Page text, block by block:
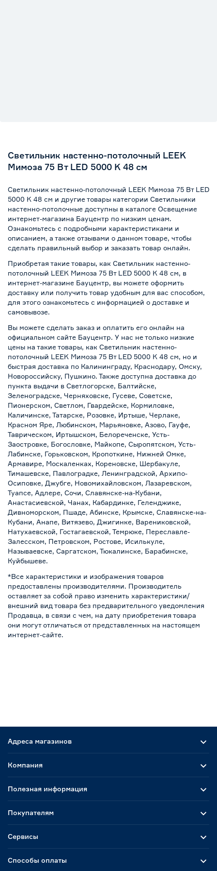
Светильник настенно-потолочный LEEK
Мимоза 75 Вт LED 5000 K 48 см
Светильник настенно-потолочный LEEK Мимоза 75 Вт LED
5000 K 48 см и другие товары категории Светильники
настенно-потолочные доступны в каталоге Освещение
интернет-магазина Бауцентр по низким ценам.
Ознакомьтесь с подробными характеристиками и
описанием, а также отзывами о данном товаре, чтобы
сделать правильный выбор и заказать товар онлайн.
Приобретая такие товары, как Светильник настенно-
потолочный LEEK Мимоза 75 Вт LED 5000 K 48 см, в
интернет-магазине Бауцентр, вы можете оформить
доставку или получить товар удобным для вас способом,
для этого ознакомьтесь с информацией о доставке и
самовывозе.
Вы можете сделать заказ и оплатить его онлайн на
официальном сайте Бауцентр. У нас не только низкие
цены на такие товары, как Светильник настенно-
потолочный LEEK Мимоза 75 Вт LED 5000 K 48 см, но и
быстрая доставка по Калининграду, Краснодару, Омску,
Новороссийску, Пушкино. Также доступна доставка до
пункта выдачи в Светлогорске, Балтийске,
Зеленоградске, Черняховске, Гусеве, Советске,
Пионерском, Светлом, Гвардейске, Кормиловке,
Каличинске, Татарске, Розовке, Иртыше, Черлаке,
Красном Яре, Любинском, Марьяновке, Азово, Гауфе,
Таврическом, Иртышском, Белореченске, Усть-
Заостровке, Богословке, Майкопе, Сыропятском, Усть-
Лабинске, Горьковском, Кропоткине, Нижней Омке,
Армавире, Москаленках, Кореновске, Шербакуле,
Тимашевске, Павлоградке, Ленинградской, Архипо-
Осиповке, Джубге, Новомихайловском, Лазаревском,
Туапсе, Адлере, Сочи, Славянске-на-Кубани,
Анастасиевской, Чанах, Кабардинке, Геленджике,
Дивноморском, Пшаде, Абинске, Крымске, Славянске-на-
Кубани, Анапе, Витязево, Джигинке, Варениковской,
Натухаевской, Гостагаевской, Темрюке, Переславле-
Залесском, Петровском, Ростове, Исилькуле,
Называевске, Саргатском, Тюкалинске, Барабинске,
Куйбышеве.
*Все характеристики и изображения товаров
предоставлены производителями. Производитель
оставляет за собой право изменить характеристики/
внешний вид товара без предварительного уведомления
Продавца, в связи с чем, на дату приобретения товара
они могут отличаться от представленных на настоящем
интернет-сайте.
Адреса магазинов
Способы оплаты
Компания
Полезная информация
Покупателям
Сервисы